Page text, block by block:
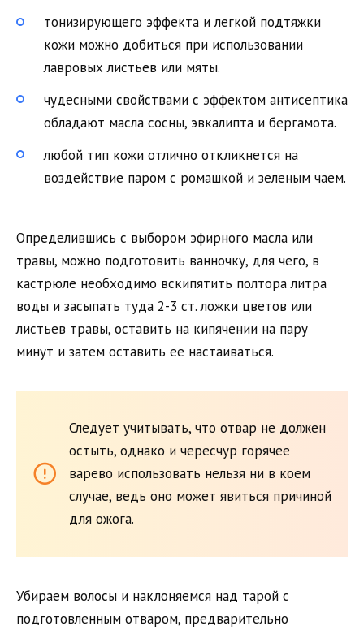
тонизирующего эффекта и легкой подтяжки
кожи можно добиться при использовании
лавровых листьев или мяты.
чудесными свойствами с эффектом антисептика
обладают масла сосны, эвкалипта и бергамота.
любой тип кожи отлично откликнется на
воздействие паром с ромашкой и зеленым чаем.
Определившись с выбором эфирного масла или
травы, можно подготовить ванночку, для чего, в
кастрюле необходимо вскипятить полтора литра
воды и засыпать туда 2-3 ст. ложки цветов или
листьев травы, оставить на кипячении на пару
минут и затем оставить ее настаиваться.
Следует учитывать, что отвар не должен
остыть, однако и чересчур горячее
варево использовать нельзя ни в коем
случае, ведь оно может явиться причиной
для ожога.
Убираем волосы и наклоняемся над тарой с
подготовленным отваром, предварительно